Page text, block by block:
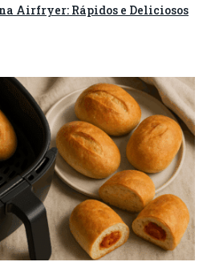
Airfryer: Rápidos e Deliciosos